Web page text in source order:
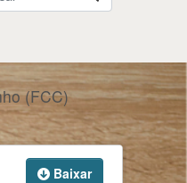
(FCC)
Baixar